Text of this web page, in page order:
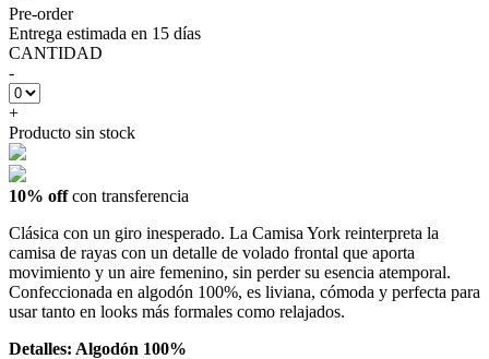
Pre-order
Entrega estimada en 15 días
CANTIDAD
-
+
Producto sin stock
10% offcon transferencia
Clásica con un giro inesperado. La Camisa York reinterpreta la
camisa de rayas con un detalle de volado frontal que aporta
movimiento y un aire femenino, sin perder su esencia atemporal.
Confeccionada en algodón 100%, es liviana, cómoda y perfecta para
usar tanto en looks más formales como relajados.
Detalles: Algodón 100%